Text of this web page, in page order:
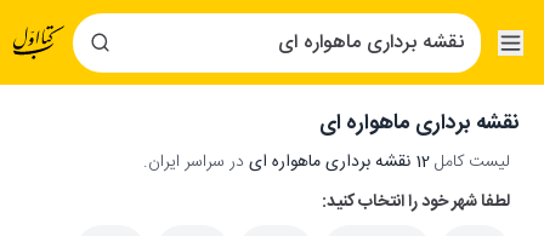
نقشه برداری ماهواره ای
لیست کامل12 نقشه برداری ماهواره ای
در سراسر ایران.
لطفا شهر خود را انتخاب کنید: